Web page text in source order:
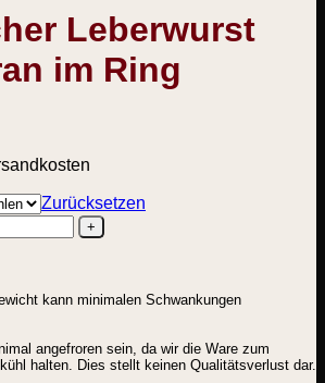
Leberwurst
im Ring
Zurücksetzen
kann minimalen Schwankungen
angefroren sein, da wir die Ware zum
halten. Dies stellt keinen Qualitätsverlust dar.